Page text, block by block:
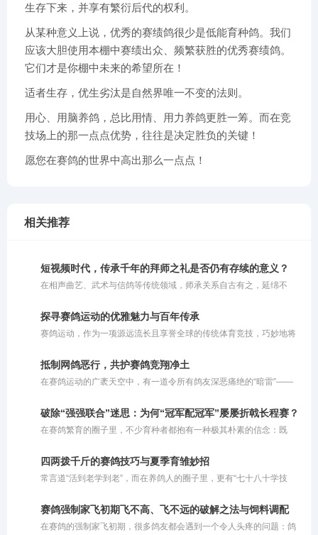
生存下来，并享有繁衍后代的权利。
从某种意义上说，优秀的赛绩鸽很少是低能育种鸽。我们
应该大胆使用本棚中赛绩出众、频繁获胜的优秀赛绩鸽。
它们才是你棚中未来的希望所在！
适者生存，优生劣汰是自然界唯一不变的法则。
用心、用脑养鸽，总比用情、用力养鸽更胜一筹。而在竞
技场上的那一点点优势，往往是决定胜负的关键！
愿您在赛鸽的世界中高出那么一点点！
相关推荐
短视频时代，传承千年的拜师之礼是否仍有存续的意义？
在相声曲艺、武术与信鸽等传统领域，师承关系自古有之，延绵不
织出了一张清晰的技艺传承图谱。然而，置身于瞬息万变的短视频时
代，当基础知识与技艺获取变得触手可得，一个引人深思的问题浮出
水面：如今，我们还需要拜师吗？
探寻赛鸽运动的优雅魅力与百年传承
赛鸽运动，作为一项源远流长且享誉全球的传统体育竞技，巧妙地将
发力定胜负，而是对鸽子与生俱来的归巢本能、持久耐力以及精准方
向感的深度考量。同时，它也是一场考验鸽主科学饲养与训练策略的
综合较量，完美诠释了人与自然和谐共舞的竞技美学。在现代竞翔体
力、智慧与团队协作于一体的优雅盛会。
抵制网鸽恶行，共护赛鸽竞翔净土
在赛鸽运动的广袤天空中，有一道令所有鸽友深恶痛绝的“暗雷”——
的行径，不仅践踏了体育竞技的公平底线，更在情理与法律的双重维
度上被严厉禁止。
破除“强强联合”迷思：为何“冠军配冠军”屡屡折戟长程赛？
在赛鸽繁育的圈子里，不少育种者都抱有一种极其朴素的信念：既
级战将。在他们的惯性思维中，父母双方均已用赛绩证明了自己的巅
峰实力，子代自然应当集齐双方优势。可惜事与愿违，现实往往会给
这种盲目自信当头棒喝。那些头顶“双冠”光环的幼鸽，在面对300公里
里决赛的征途，往往如同泥牛入海，再无归期。为何看似完美的“双
四两拨千斤的赛鸽技巧与夏季育雏妙招
常言道“活到老学到老”，而在养鸽人的圈子里，更有“七十八十学技
研超出自身脑力和体能极限的繁杂办法。其实不然，这里所说的“技
巧”，更多是指一种**“四两拨千斤”的智慧与策略**。对于年长的鸽友
而言，由于精力和体能的限制，养鸽方式理应顺势而为，巧妙借力。
赛鸽强制家飞初期飞不高、飞不远的破解之法与饲料调配
在赛鸽的强制家飞初期，很多鸽友都会遇到一个令人头疼的问题：鸽